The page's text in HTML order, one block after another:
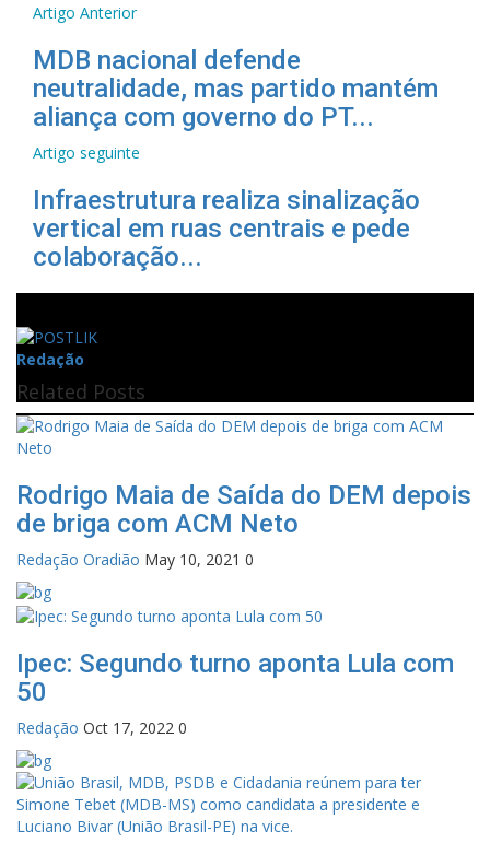
Artigo Anterior
MDB nacional defende
neutralidade, mas partido mantém
aliança com governo do PT...
Artigo seguinte
Infraestrutura realiza sinalização
vertical em ruas centrais e pede
colaboração...
Redação
Related Posts
Rodrigo Maia de Saída do DEM depois
de briga com ACM Neto
Redação Oradião May 10, 2021 0
Ipec: Segundo turno aponta Lula com
50
Redação Oct 17, 2022 0